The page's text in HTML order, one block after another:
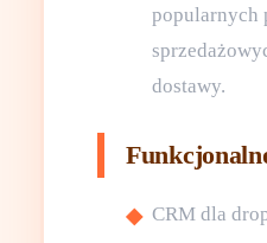
popularnych
dostawy.
CRM dla